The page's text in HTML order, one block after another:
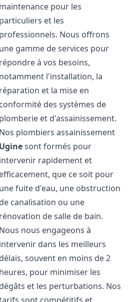
maintenance pour les
particuliers et les
professionnels. Nous offrons
une gamme de services pour
répondre à vos besoins,
notamment l'installation, la
réparation et la mise en
conformité des systèmes de
plomberie et d'assainissement.
Nos plombiers assainissement
Uginesont formés pour
intervenir rapidement et
efficacement, que ce soit pour
une fuite d'eau, une obstruction
de canalisation ou une
rénovation de salle de bain.
Nous nous engageons à
intervenir dans les meilleurs
délais, souvent en moins de 2
heures, pour minimiser les
dégâts et les perturbations. Nos